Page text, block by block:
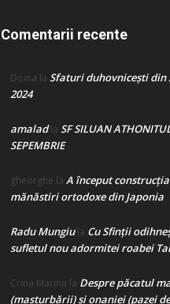
Comentarii recente
Doina la Sfaturi duhovnicești din
2024
amaladla SF SILUAN
SEPEMBRIE
gheorghe la A început
mănăstiri ortodoxe din Japonia
Radu Mungiula Cu Sfinții
sufletul nou adormitei roabei
Crina Marina la Despre păcatul
(masturbării) şi onaniei (pazei